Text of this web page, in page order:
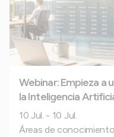
Webinar: Empieza a
la Inteligencia
10 Jul. - 10 Jul.
Áreas de